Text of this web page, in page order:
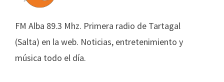
FM Alba 89.3 Mhz. Primera radio de Tartagal
(Salta) en la web. Noticias, entretenimiento y
música todo el día.